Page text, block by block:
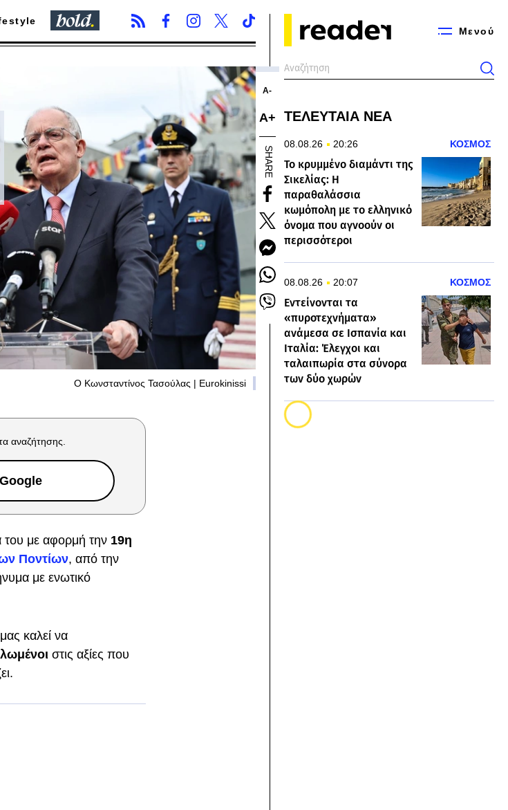
Μενού
Ο Κωνσταντίνος Τασούλας | Eurokinissi
Α-
Α+
SHARE
αναζήτησης.
με αφορμή την19η
Ποντίων, από την
με ενωτικό
καλεί να
στις αξίες που
ΤΕΛΕΥΤΑΙΑ ΝΕΑ
08.08.26 20:26 ΚΟΣΜΟΣ
Το κρυμμένο διαμάντι της
Σικελίας: Η
παραθαλάσσια
κωμόπολη με το ελληνικό
όνομα που αγνοούν οι
περισσότεροι
08.08.26 20:07 ΚΟΣΜΟΣ
Εντείνονται τα
«πυροτεχνήματα»
ανάμεσα σε Ισπανία και
Ιταλία: Έλεγχοι και
ταλαιπωρία στα σύνορα
των δύο χωρών